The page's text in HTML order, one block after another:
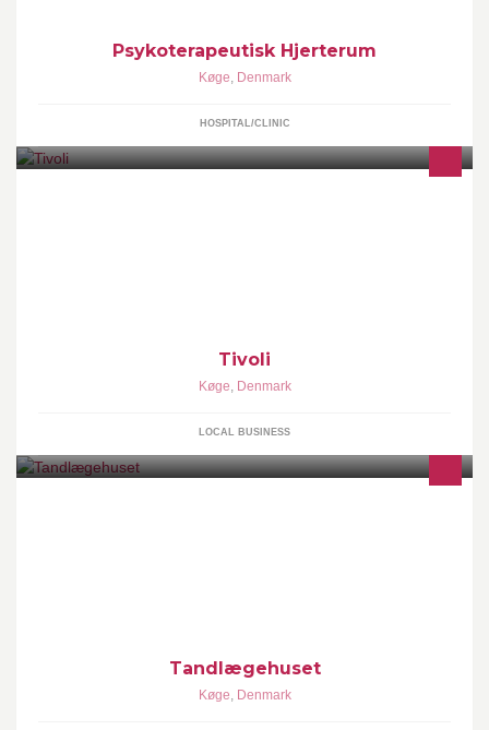
Psykoterapeutisk Hjerterum
Køge, Denmark
HOSPITAL/CLINIC
Tivoli
Køge, Denmark
LOCAL BUSINESS
Tandlægehuset
Køge, Denmark